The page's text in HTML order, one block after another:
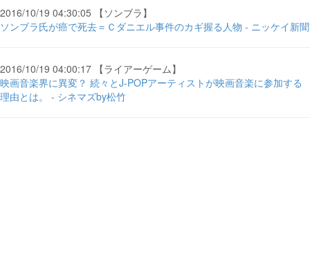
2016/10/19 04:30:05 【ソンブラ】
ソンブラ氏が癌で死去＝Ｃダニエル事件のカギ握る人物 - ニッケイ新聞
2016/10/19 04:00:17 【ライアーゲーム】
映画音楽界に異変？ 続々とJ-POPアーティストが映画音楽に参加する
理由とは。 - シネマズby松竹